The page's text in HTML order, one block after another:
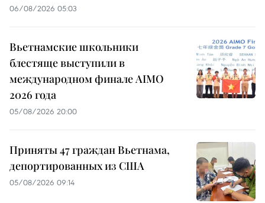
06/08/2026 05:03
Вьетнамские школьники
блестяще выступили в
международном финале AIMO
2026 года
05/08/2026 20:00
Приняты 47 граждан Вьетнама,
депортированных из США
05/08/2026 09:14